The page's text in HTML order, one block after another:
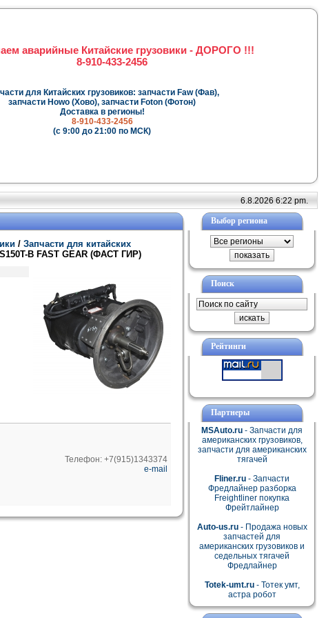
аварийные Китайские грузовики - ДОРОГО !!!
8-910-433-2456
для Китайских грузовиков: запчасти Faw (Фав),
запчасти Howo (Хово), запчасти Foton (Фотон)
Доставка в регионы!
8-910-433-2456
(с 9:00 до 21:00 по МСК)
6.8.2026 6:22 pm.
/ Запчасти для китайских
B FAST GEAR (ФАСТ ГИР)
Телефон: +7(915)1343374
e-mail
Выбор региона
Поиск
Рейтинги
Партнеры
MSAuto.ru - Запчасти для
американских грузовиков,
запчасти для американских
тягачей
Fliner.ru - Запчасти
Фредлайнер разборка
Freightliner покупка
Фрейтлайнер
Auto-us.ru- Продажа новых
запчастей для
американских грузовиков и
седельных тягачей
Фредлайнер
Totek-umt.ru- Тотек умт,
астра робот